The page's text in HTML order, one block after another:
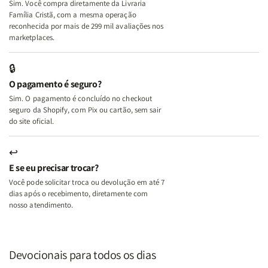
+
A
Mulher
Lar
+
A
Lar
Sim. Você compra diretamente da Livraria
Família Cristã, com a mesma operação
reconhecida por mais de 299 mil avaliações nos
marketplaces.
🔒
O pagamento é seguro?
Sim. O pagamento é concluído no checkout
seguro da Shopify, com Pix ou cartão, sem sair
do site oficial.
↩
E se eu precisar trocar?
Você pode solicitar troca ou devolução em até 7
dias após o recebimento, diretamente com
nosso atendimento.
Devocionais para todos os dias